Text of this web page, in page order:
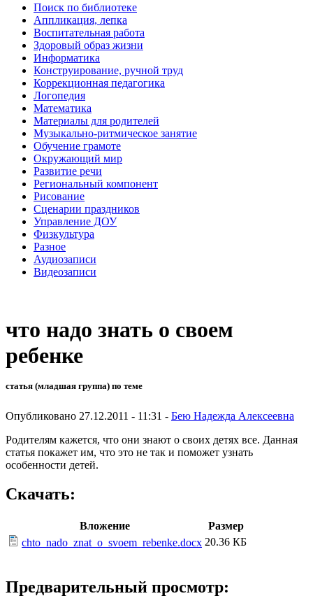
Поиск по библиотеке
Аппликация, лепка
Воспитательная работа
Здоровый образ жизни
Информатика
Конструирование, ручной труд
Коррекционная педагогика
Логопедия
Математика
Материалы для родителей
Музыкально-ритмическое занятие
Обучение грамоте
Окружающий мир
Развитие речи
Региональный компонент
Рисование
Сценарии праздников
Управление ДОУ
Физкультура
Разное
Аудиозаписи
Видеозаписи
что надо знать о своем
ребенке
статья (младшая группа) по теме
Опубликовано 27.12.2011 - 11:31 - Бею Надежда Алексеевна
Родителям кажется, что они знают о своих детях все. Данная
статья покажет им, что это не так и поможет узнать
особенности детей.
Скачать:
Вложение
Размер
chto_nado_znat_o_svoem_rebenke.docx 20.36 КБ
Предварительный просмотр: